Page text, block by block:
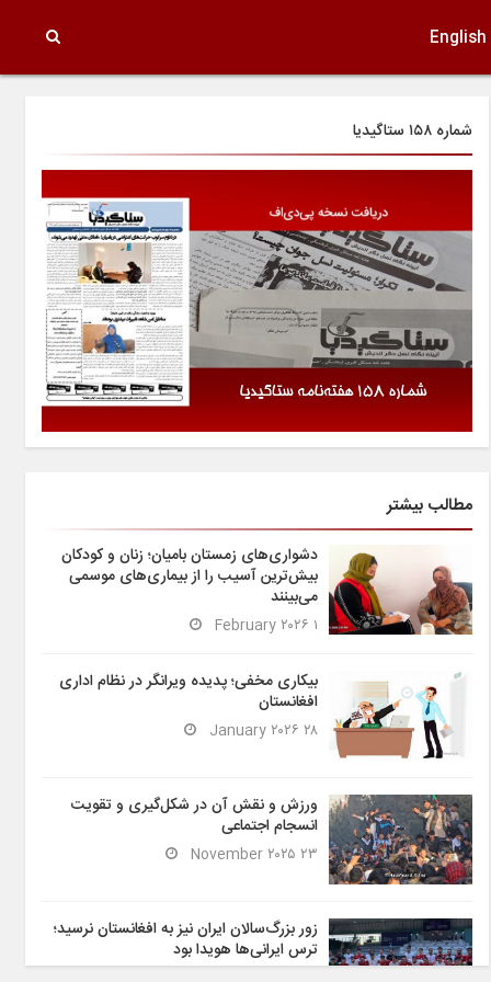
English
شماره ۱۵۸ ستاگیدیا
مطالب بیشتر
دشواری‌های زمستان بامیان؛ زنان و کودکان
بیش‌ترین آسیب را از بیماری‌های موسمی
می‌بینند
۱ February ۲۰۲۶
بیکاری مخفی؛ پدیده ویرانگر در نظام اداری
افغانستان
۲۸ January ۲۰۲۶
ورزش و نقش آن در شکل‌گیری و تقویت
انسجام اجتماعی
۲۳ November ۲۰۲۵
زور بزرگ‌سالان ایران نیز به افغانستان نرسید؛
ترس ایرانی‌ها هویدا بود